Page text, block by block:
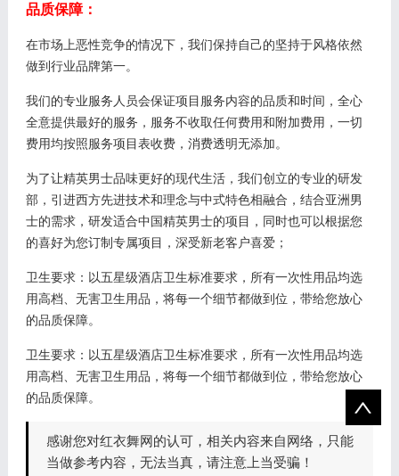
品质保障：
在市场上恶性竞争的情况下，我们保持自己的坚持于风格依然
做到行业品牌第一。
我们的专业服务人员会保证项目服务内容的品质和时间，全心
全意提供最好的服务，服务不收取任何费用和附加费用，一切
费用均按照服务项目表收费，消费透明无添加。
为了让精英男士品味更好的现代生活，我们创立的专业的研发
部，引进西方先进技术和理念与中式特色相融合，结合亚洲男
士的需求，研发适合中国精英男士的项目，同时也可以根据您
的喜好为您订制专属项目，深受新老客户喜爱；
卫生要求：以五星级酒店卫生标准要求，所有一次性用品均选
用高档、无害卫生用品，将每一个细节都做到位，带给您放心
的品质保障。
卫生要求：以五星级酒店卫生标准要求，所有一次性用品均选
用高档、无害卫生用品，将每一个细节都做到位，带给您放心
的品质保障。
感谢您对红衣舞网的认可，相关内容来自网络，只能
当做参考内容，无法当真，请注意上当受骗！